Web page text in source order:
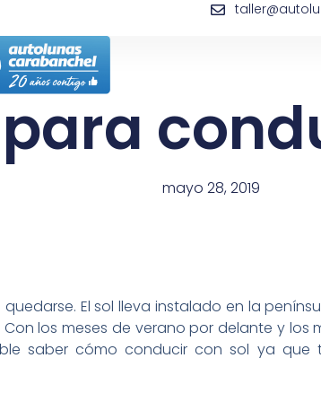
mayo 28, 2019
El sol lleva instalado en la
los meses de verano por delante y los
saber cómo conducir con sol ya